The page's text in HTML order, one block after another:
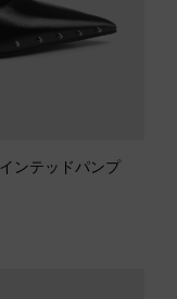
ンテッドパンプ